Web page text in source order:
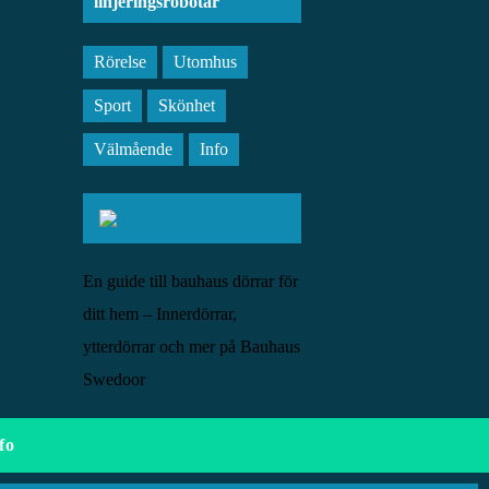
Rörelse Utomhus
Sport Skönhet
Välmående Info
En guide till bauhaus dörrar för
ditt hem – Innerdörrar,
ytterdörrar och mer på Bauhaus
Swedoor